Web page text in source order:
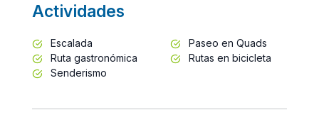
Actividades
Escalada
Paseo en Quads
Ruta gastronómica
Rutas en bicicleta
Senderismo